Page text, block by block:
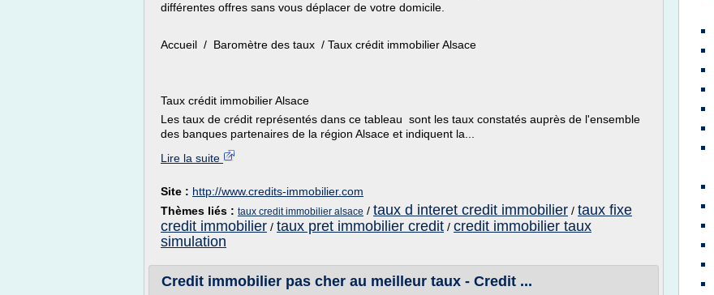
différentes offres sans vous déplacer de votre domicile.
Accueil / Baromètre des taux / Taux crédit immobilier Alsace
Taux crédit immobilier Alsace
Les taux de crédit représentés dans ce tableau sont les taux constatés auprès de l'ensemble
des banques partenaires de la région Alsace et indiquent la...
Lire la suite
Site : http://www.credits-immobilier.com
Thèmes liés : taux credit immobilier alsace / taux d interet credit immobilier / taux fixe
credit immobilier / taux pret immobilier credit / credit immobilier taux
simulation
Credit immobilier pas cher au meilleur taux - Credit ...